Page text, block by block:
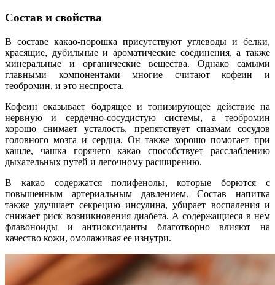
Состав и свойства
В составе какао-порошка присутствуют углеводы и белки,
красящие, дубильные и ароматические соединения, а также
минеральные и органические вещества. Однако самыми
главными компонентами многие считают кофеин и
теобромин, и это неспроста.
Кофеин оказывает бодрящее и тонизирующее действие на
нервную и сердечно-сосудистую системы, а теобромин
хорошо снимает усталость, препятствует спазмам сосудов
головного мозга и сердца. Он также хорошо помогает при
кашле, чашка горячего какао способствует расслаблению
дыхательных путей и легочному расширению.
В какао содержатся полифенолы, которые борются с
повышенным артериальным давлением. Состав напитка
также улучшает секрецию инсулина, убирает воспаления и
снижает риск возникновения диабета. А содержащиеся в нем
флавоноиды и антиоксиданты благотворно влияют на
качество кожи, омолаживая ее изнутри.